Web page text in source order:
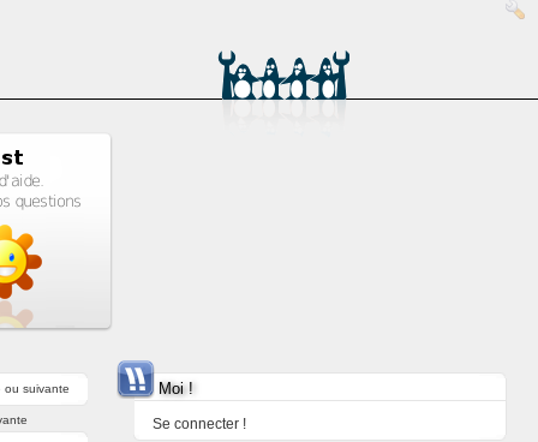
ou suivante Moi !
Se connecter !